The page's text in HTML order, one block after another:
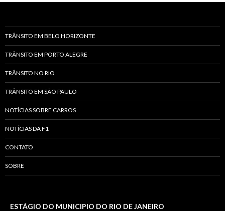
TRÂNSITO EM BELO HORIZONTE
TRÂNSITO EM PORTO ALEGRE
TRÂNSITO NO RIO
TRÂNSITO EM SÃO PAULO
NOTÍCIAS SOBRE CARROS
NOTÍCIAS DA F1
CONTATO
SOBRE
ESTÁGIO DO MUNICIPIO DO RIO DE JANEIRO